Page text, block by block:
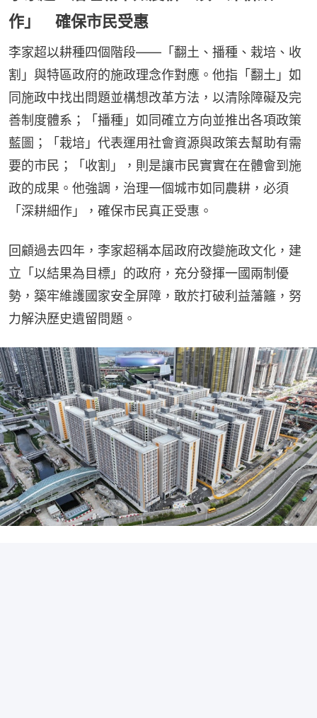
作」 確保市民受惠
李家超以耕種四個階段——「翻土、播種、栽培、收
割」與特區政府的施政理念作對應。他指「翻土」如
同施政中找出問題並構想改革方法，以清除障礙及完
善制度體系；「播種」如同確立方向並推出各項政策
藍圖；「栽培」代表運用社會資源與政策去幫助有需
要的市民；「收割」，則是讓市民實實在在體會到施
政的成果。他強調，治理一個城市如同農耕，必須
「深耕細作」，確保市民真正受惠。
回顧過去四年，李家超稱本屆政府改變施政文化，建
立「以結果為目標」的政府，充分發揮一國兩制優
勢，築牢維護國家安全屏障，敢於打破利益藩籬，努
力解決歷史遺留問題。